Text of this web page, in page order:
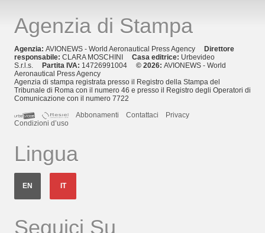
Agenzia di Stampa
Agenzia: AVIONEWS - World Aeronautical Press Agency
Direttore
responsabile: CLARA MOSCHINI Casa editrice: Urbevideo
S.r.l.s.
Partita IVA: 14726991004 © 2026: AVIONEWS - World
Aeronautical Press Agency
Agenzia di stampa registrata presso il Registro della Stampa del
Tribunale di Roma con il numero 46 e presso il Registro degli Operatori di
Comunicazione con il numero 7722
Abbonamenti
Contattaci
Privacy
Condizioni d’uso
Lingua
EN IT
Seguici Su